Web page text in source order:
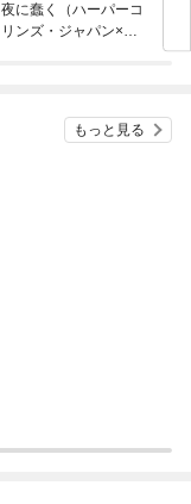
夜に蠢く（ハーパーコ
リンズ・ジャパン×ア
もっと見る